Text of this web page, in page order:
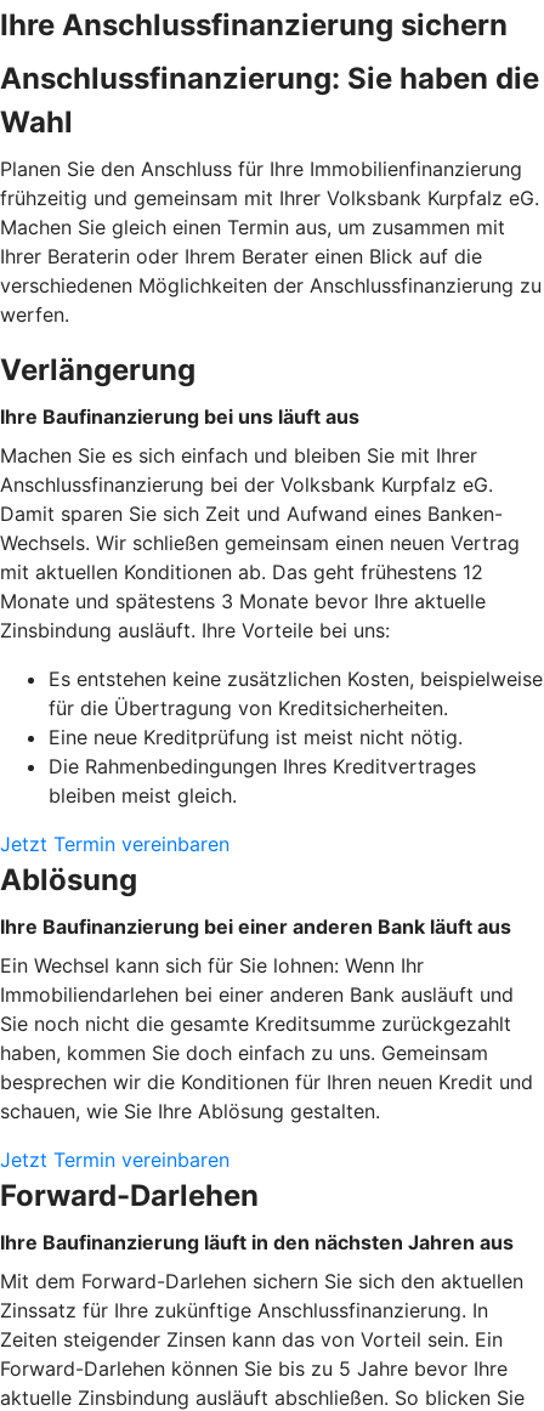
Ihre Anschlussfinanzierung sichern
Anschlussfinanzierung: Sie haben die
Wahl
Planen Sie den Anschluss für Ihre Immobilienfinanzierung
frühzeitig und gemeinsam mit Ihrer Volksbank Kurpfalz eG.
Machen Sie gleich einen Termin aus, um zusammen mit
Ihrer Beraterin oder Ihrem Berater einen Blick auf die
verschiedenen Möglichkeiten der Anschlussfinanzierung zu
werfen.
Verlängerung
Ihre Baufinanzierung bei uns läuft aus
Machen Sie es sich einfach und bleiben Sie mit Ihrer
Anschlussfinanzierung bei der Volksbank Kurpfalz eG.
Damit sparen Sie sich Zeit und Aufwand eines Banken-
Wechsels. Wir schließen gemeinsam einen neuen Vertrag
mit aktuellen Konditionen ab. Das geht frühestens 12
Monate und spätestens 3 Monate bevor Ihre aktuelle
Zinsbindung ausläuft. Ihre Vorteile bei uns:
Es entstehen keine zusätzlichen Kosten, beispielweise
für die Übertragung von Kreditsicherheiten.
Eine neue Kreditprüfung ist meist nicht nötig.
Die Rahmenbedingungen Ihres Kreditvertrages
bleiben meist gleich.
Jetzt Termin vereinbaren
Ablösung
Ihre Baufinanzierung bei einer anderen Bank läuft aus
Ein Wechsel kann sich für Sie lohnen: Wenn Ihr
Immobiliendarlehen bei einer anderen Bank ausläuft und
Sie noch nicht die gesamte Kreditsumme zurückgezahlt
haben, kommen Sie doch einfach zu uns. Gemeinsam
besprechen wir die Konditionen für Ihren neuen Kredit und
schauen, wie Sie Ihre Ablösung gestalten.
Jetzt Termin vereinbaren
Forward-Darlehen
Ihre Baufinanzierung läuft in den nächsten Jahren aus
Mit dem Forward-Darlehen sichern Sie sich den aktuellen
Zinssatz für Ihre zukünftige Anschlussfinanzierung. In
Zeiten steigender Zinsen kann das von Vorteil sein. Ein
Forward-Darlehen können Sie bis zu 5 Jahre bevor Ihre
aktuelle Zinsbindung ausläuft abschließen. So blicken Sie